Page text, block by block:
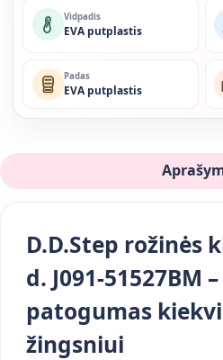
Vidpadis
EVA putplastis
Padas
EVA putplastis
D.D.Step rožinės
d. J091-51527BM
patogumas
žingsniui